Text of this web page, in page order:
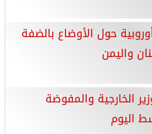
حول الأوضاع بالضفة
واليمن
الخارجية والمفوضة
اليوم